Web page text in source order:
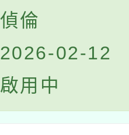
倫
02-12
用中